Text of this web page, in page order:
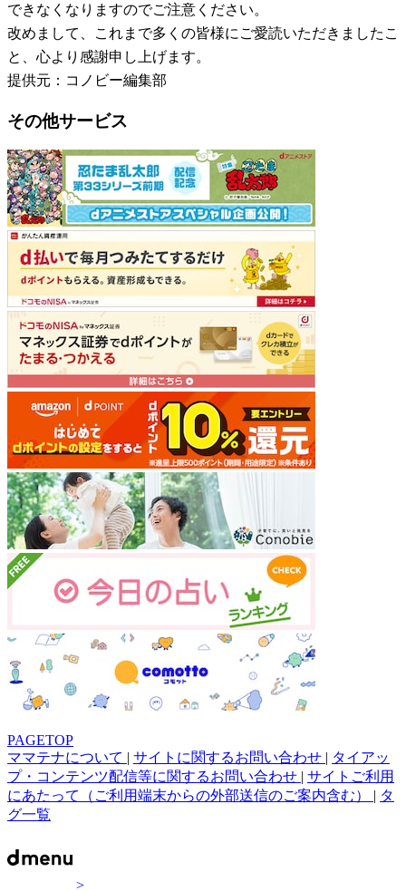
できなくなりますのでご注意ください。
改めまして、これまで多くの皆様にご愛読いただきましたこ
と、心より感謝申し上げます。
提供元：コノビー編集部
その他サービス
PAGETOP
ママテナについて | サイトに関するお問い合わせ | タイアッ
プ・コンテンツ配信等に関するお問い合わせ | サイトご利用
にあたって（ご利用端末からの外部送信のご案内含む） | タ
グ一覧
>